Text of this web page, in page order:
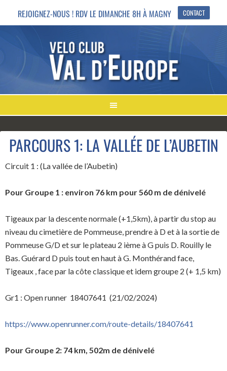
REJOIGNEZ-NOUS ! RDV LE DIMANCHE 8H À MAGNY CONTACT
PARCOURS 1: LA VALLÉE DE L’AUBETIN
Circuit 1 : (La vallée de l’Aubetin)
Pour Groupe 1 : environ 76 km pour 560 m de dénivelé
Tigeaux par la descente normale (+1,5km), à partir du stop au
niveau du cimetière de Pommeuse, prendre à D et à la sortie de
Pommeuse G/D et sur le plateau 2 ième à G puis D. Rouilly le
Bas. Guérard D puis tout en haut à G. Monthérand face,
Tigeaux , face par la côte classique et idem groupe 2 (+ 1,5 km)
Gr1 : Open runner 18407641 (21/02/2024)
https://www.openrunner.com/route-details/18407641
Pour Groupe 2: 74 km, 502m de dénivelé